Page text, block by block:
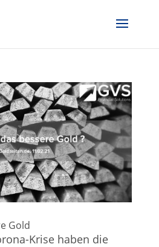
Gold
Krise haben die